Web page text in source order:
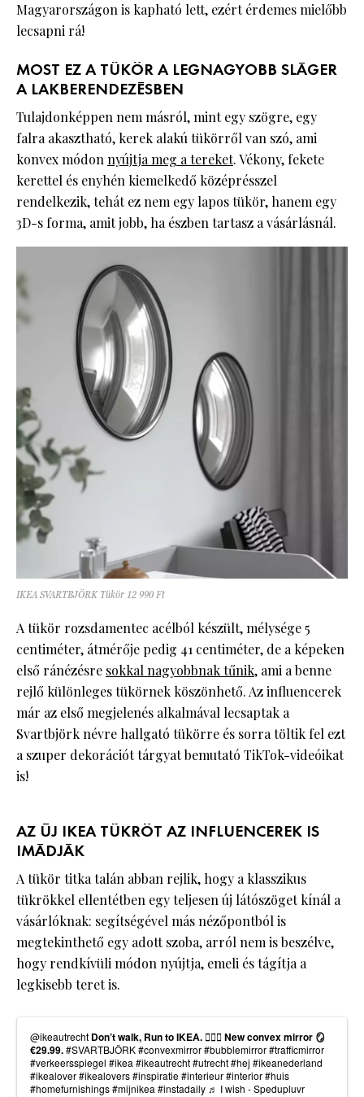
Magyarországon is kapható lett, ezért érdemes mielőbb
lecsapni rá!
MOST EZ A TÜKÖR A LEGNAGYOBB SLÁGER
A LAKBERENDEZÉSBEN
Tulajdonképpen nem másról, mint egy szögre, egy
falra akasztható, kerek alakú tükörről van szó, ami
konvex módonnyújtja meg a tereket. Vékony, fekete
kerettel és enyhén kiemelkedő középrésszel
rendelkezik, tehát ez nem egy lapos tükör, hanem egy
3D-s forma, amit jobb, ha észben tartasz a vásárlásnál.
IKEA SVARTBJÖRK Tükör 12 990 Ft
A tükör rozsdamentec acélból készült, mélysége 5
centiméter, átmérője pedig 41 centiméter, de a képeken
első ránézésre sokkal nagyobbnak tűnik, ami a benne
rejlő különleges tükörnek köszönhető. Az influencerek
már az első megjelenés alkalmával lecsaptak a
Svartbjörk névre hallgató tükörre és sorra töltik fel ezt
a szuper dekorációt tárgyat bemutató TikTok-videóikat
is!
AZ ÚJ IKEA TÜKRÖT AZ INFLUENCEREK IS
IMÁDJÁK
A tükör titka talán abban rejlik, hogy a klasszikus
tükrökkel ellentétben egy teljesen új látószöget kínál a
vásárlóknak: segítségével más nézőpontból is
megtekinthető egy adott szoba, arról nem is beszélve,
hogy rendkívüli módon nyújtja, emeli és tágítja a
legkisebb teret is.
@ikeautrecht Don’t walk, Run to IKEA. 🏃🏼‍♀️ New convex mirror 🪞
€29.99.#SVARTBJÖRK#convexmirror#bubblemirror#trafficmirror
#verkeersspiegel #ikea #ikeautrecht#utrecht#hej #ikeanederland
#ikealover#ikealovers#inspiratie#interieur#interior#huis
#homefurnishings#mijnikea #instadaily ♬ I wish - Spedupluvr